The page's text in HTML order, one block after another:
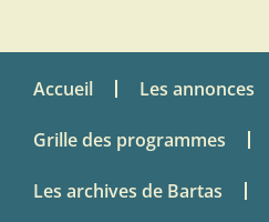
Accueil Les annonces
Grille des programmes
Les archives de Bartas